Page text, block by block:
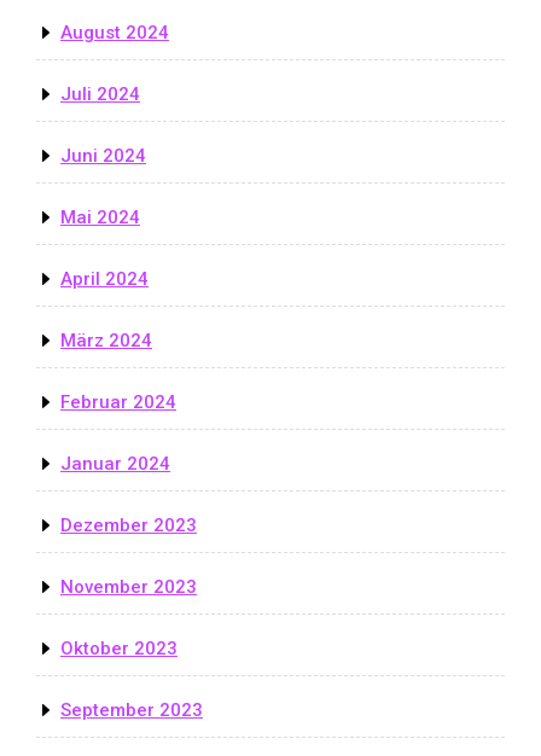
August 2024
Juli 2024
Juni 2024
Mai 2024
April 2024
März 2024
Februar 2024
Januar 2024
Dezember 2023
November 2023
Oktober 2023
September 2023